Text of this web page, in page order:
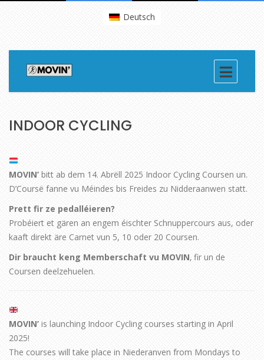
Deutsch
INDOOR CYCLING
MOVIN’ bitt ab dem 14. Abrëll 2025 Indoor Cycling Coursen un.
D’Coursë fanne vu Méindes bis Freides zu Nidderaanwen statt.
Prett fir ze pedalléieren?
Probéiert et gären an engem éischter Schnuppercours aus, oder
kaaft direkt äre Carnet vun 5, 10 oder 20 Coursen.
Dir braucht keng Memberschaft vu MOVIN‚ fir un de
Coursen deelzehuelen.
MOVIN’ is launching Indoor Cycling courses starting in April
2025!
The courses will take place in Niederanven from Mondays to